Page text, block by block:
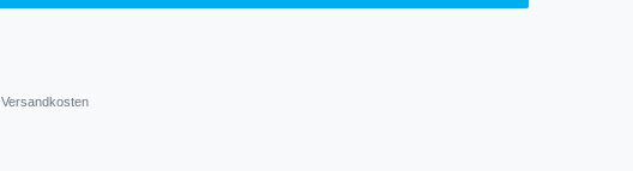
Versandkosten